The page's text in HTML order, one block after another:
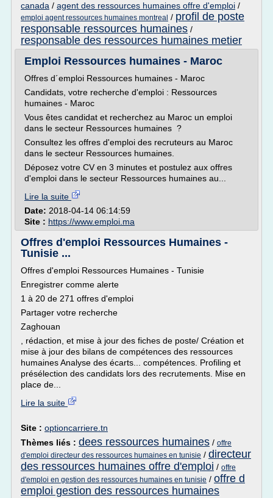
canada / agent des ressources humaines offre d'emploi /
emploi agent ressources humaines montreal / profil de poste
responsable ressources humaines /
responsable des ressources humaines metier
Emploi Ressources humaines - Maroc
Offres d´emploi Ressources humaines - Maroc
Candidats, votre recherche d'emploi : Ressources
humaines - Maroc
Vous êtes candidat et recherchez au Maroc un emploi
dans le secteur Ressources humaines ?
Consultez les offres d'emploi des recruteurs au Maroc
dans le secteur Ressources humaines.
Déposez votre CV en 3 minutes et postulez aux offres
d'emploi dans le secteur Ressources humaines au...
Lire la suite
Date: 2018-04-14 06:14:59
Site : https://www.emploi.ma
Offres d'emploi Ressources Humaines -
Tunisie ...
Offres d'emploi Ressources Humaines - Tunisie
Enregistrer comme alerte
1 à 20 de 271 offres d'emploi
Partager votre recherche
Zaghouan
, rédaction, et mise à jour des fiches de poste/ Création et
mise à jour des bilans de compétences des ressources
humaines Analyse des écarts... compétences. Profiling et
présélection des candidats lors des recrutements. Mise en
place de...
Lire la suite
Site : optioncarriere.tn
Thèmes liés : dees ressources humaines / offre
d'emploi directeur des ressources humaines en tunisie / directeur
des ressources humaines offre d'emploi / offre
d'emploi en gestion des ressources humaines en tunisie / offre d
emploi gestion des ressources humaines